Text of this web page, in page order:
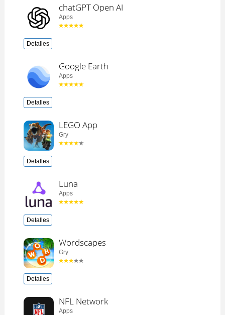
chatGPT Open AI
Apps
Detalles
Google Earth
Apps
Detalles
LEGO App
Gry
Detalles
Luna
Apps
Detalles
Wordscapes
Gry
Detalles
NFL Network
Apps